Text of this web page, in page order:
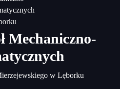
Mechaniczno-
w Lęborku